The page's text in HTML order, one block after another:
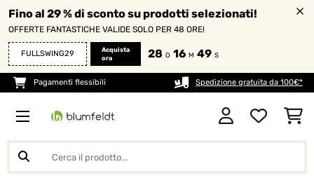
Fino al 29 % di sconto su prodotti selezionati!
OFFERTE FANTASTICHE VALIDE SOLO PER 48 ORE!
FULLSWING29
Acquista
ora
28 O 16 M 48 S
Pagamenti flessibili Spedizione gratuita da 100€*